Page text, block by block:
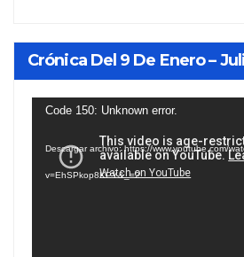
Crónica Del 9 De Enero –
Reproductor
vídeo
Code 150: Unknown error.
Descargar archivo: https://www.youtube.com/
v=EhSPkop8KPY&_=2